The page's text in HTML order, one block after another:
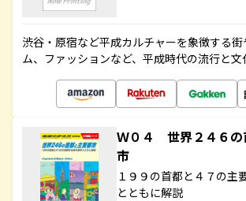
渋谷・原宿など平成カルチャーを象徴する
ム、ファッションなど、平成時代の流行と文
Ｗ０４ 世界２４６の
市
１９９の首都と４７の主
とともに解説